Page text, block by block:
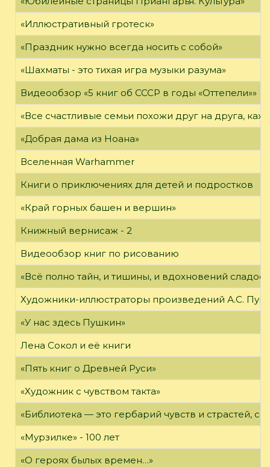
«Иллюстративный гротеск»
«Праздник нужно всегда носить с собой»
«Шахматы - это тихая игра музыки разума»
Видеообзор «5 книг об СССР в годы «Оттепели»»
«Все счастливые семьи похожи друг на друга,
«Добрая дама из Ноана»
Вселенная Warhammer
Книги о приключениях для детей и подростков
«Край горных башен и вершин»
Книжный вернисаж - 2
Видеообзор книг по рисованию
«Всё полно тайн, и тишины, и вдохновений
Художники-иллюстраторы произведений А.С.
«У нас здесь Пушкин»
Лена Сокол и её книги
«Пять книг о Древней Руси»
«Художник с чувством такта»
«Библиотека — это гербарий чувств и страстей,
«Мурзилке» - 100 лет
«О героях былых времен…»